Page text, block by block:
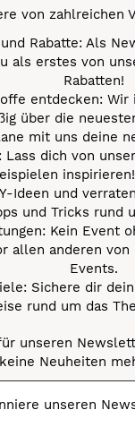
von zahlreichen
Rabatte: Als
als erstes von
Rabatten!
entdecken: Wir
über die
mit uns deine
Lass dich von
Ideen und
und Tricks rund
Kein Event
allen anderen von
Events.
Sichere dir
rund um das
unseren
keine Neuheiten
unseren